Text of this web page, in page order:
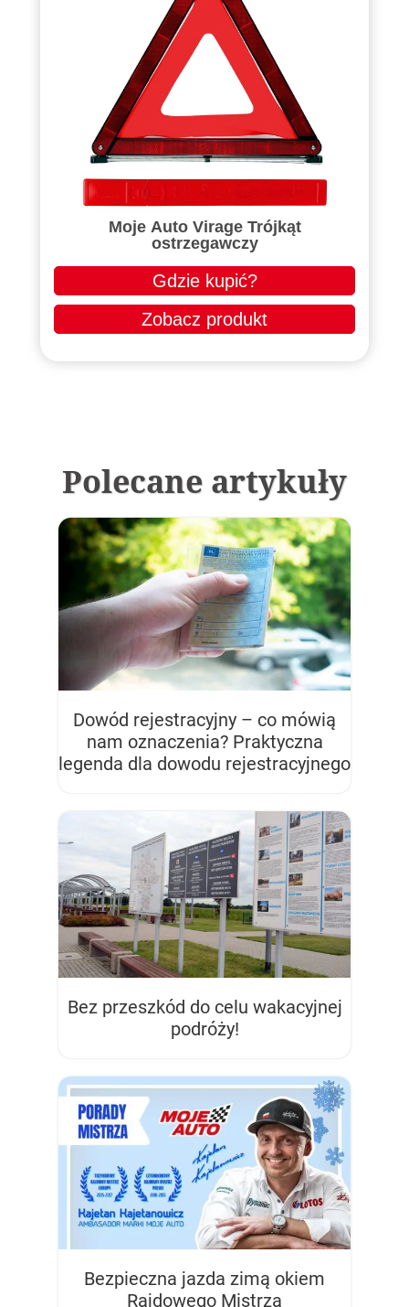
Moje Auto Virage Trójkąt
ostrzegawczy
Gdzie kupić?
Zobacz produkt
Polecane artykuły
Dowód rejestracyjny – co mówią
nam oznaczenia? Praktyczna
legenda dla dowodu rejestracyjnego
Bez przeszkód do celu wakacyjnej
podróży!
Bezpieczna jazda zimą okiem
Rajdowego Mistrza